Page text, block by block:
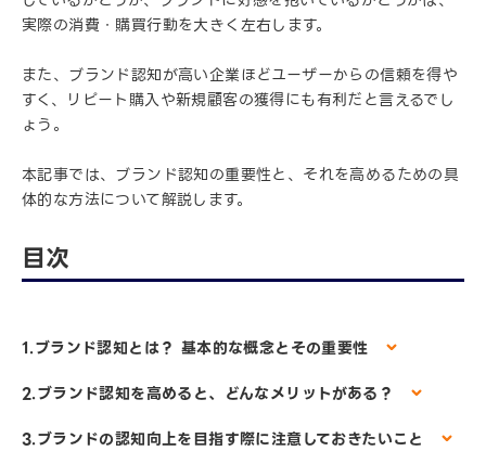
実際の消費・購買行動を大きく左右します。
また、ブランド認知が高い企業ほどユーザーからの信頼を得や
すく、リピート購入や新規顧客の獲得にも有利だと言えるでし
ょう。
本記事では、ブランド認知の重要性と、それを高めるための具
体的な方法について解説します。
目次
1.ブランド認知とは？ 基本的な概念とその重要性
2.ブランド認知を高めると、どんなメリットがある？
3.ブランドの認知向上を目指す際に注意しておきたいこと